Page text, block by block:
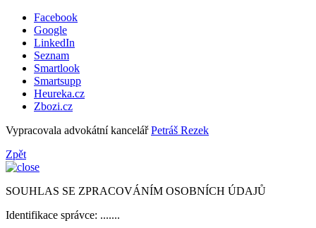
Facebook
Google
LinkedIn
Seznam
Smartlook
Smartsupp
Heureka.cz
Zbozi.cz
Vypracovala advokátní kancelářPetráš Rezek
Zpět
SOUHLAS SE ZPRACOVÁNÍM OSOBNÍCH ÚDAJŮ
Identifikace správce: .......